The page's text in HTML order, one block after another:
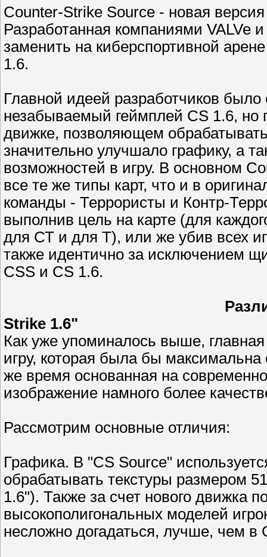
Counter-Strike Source - новая
Разработанная компаниями VALVe
заменить на киберспортивной
1.6.
Главной идеей разработчиков
незабываемый геймплей CS 1.6,
движке, позволяющем
значительно улучшало графику, а
возможностей в игру. В основном
все те же типы карт, что и в
команды - Террористы и Контр-
выполнив цель на карте (для
для СТ и для Т), или же убив всех
также идентично за исключением
CSS и CS 1.6.
Strike 1.6"
Как уже упоминалось выше,
игру, которая была бы
же время основанная на
изображение намного более
Рассмотрим основные отличия:
Графика. В "CS Source"
обрабатывать текстуры размером
1.6"). Также за счет нового движка
высокополигональных моделей
несложно догадаться, лучше, чем в